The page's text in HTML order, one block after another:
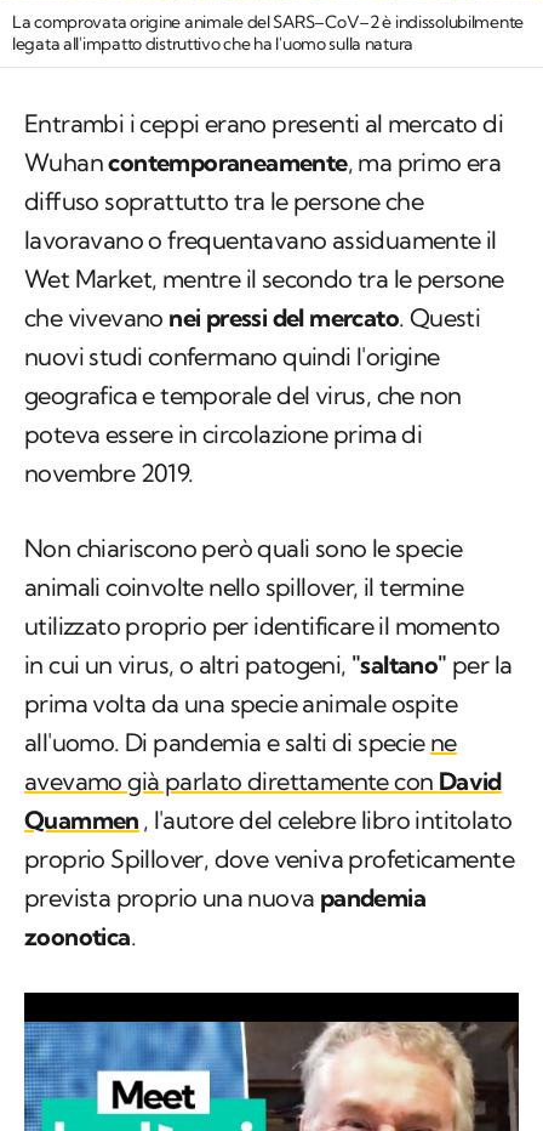
La comprovata origine animale del SARS–CoV–2 è indissolubilmente
legata all'impatto distruttivo che ha l'uomo sulla natura
Entrambi i ceppi erano presenti al mercato di
Wuhancontemporaneamente, ma primo era
diffuso soprattutto tra le persone che
lavoravano o frequentavano assiduamente il
Wet Market, mentre il secondo tra le persone
che vivevano nei pressi del mercato. Questi
nuovi studi confermano quindi l'origine
geografica e temporale del virus, che non
poteva essere in circolazione prima di
novembre 2019.
Non chiariscono però quali sono le specie
animali coinvolte nello spillover, il termine
utilizzato proprio per identificare il momento
in cui un virus, o altri patogeni, "saltano" per la
prima volta da una specie animale ospite
all'uomo. Di pandemia e salti di specie ne
avevamo già parlato direttamente con David
Quammen , l'autore del celebre libro intitolato
proprio Spillover, dove veniva profeticamente
prevista proprio una nuova pandemia
zoonotica.